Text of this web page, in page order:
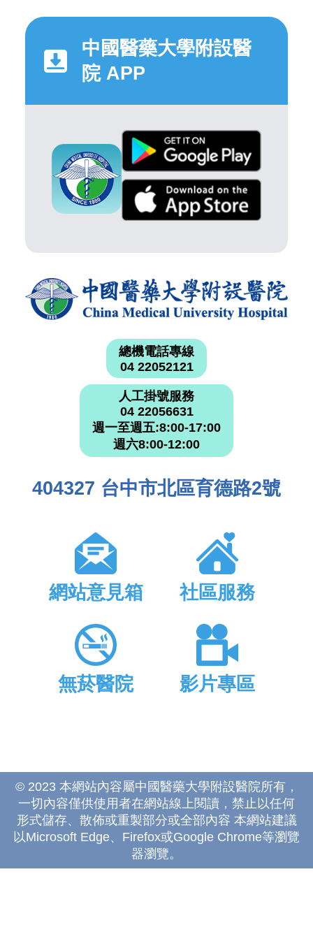
中國醫藥大學附設醫
院 APP
總機電話專線
04 22052121
人工掛號服務
04 22056631
週一至週五:8:00-17:00
週六8:00-12:00
404327 台中市北區育德路2號
網站意見箱 社區服務
無菸醫院 影片專區
© 2023 本網站內容屬中國醫藥大學附設醫院所有，
一切內容僅供使用者在網站線上閱讀，禁止以任何
形式儲存、散佈或重製部分或全部內容 本網站建議
以Microsoft Edge、Firefox或Google Chrome等瀏覽
器瀏覽。